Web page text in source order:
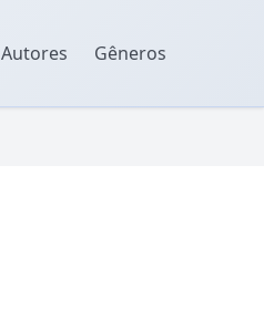
Autores Gêneros